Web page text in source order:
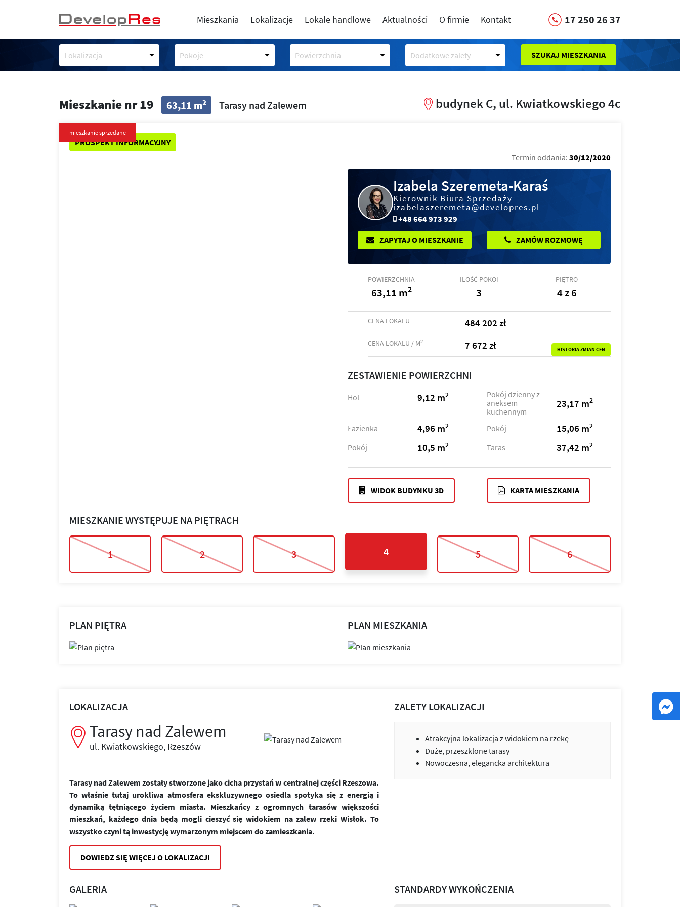
Mieszkania Lokalizacje Lokale handlowe Aktualności O firmie Kontakt 17 250 26 37
Lokalizacja Pokoje Powierzchnia Dodatkowe zalety SZUKAJ MIESZKANIA
Mieszkanie nr 19 63,11 m2 Tarasy nad Zalewem budynek C, ul. Kwiatkowskiego 4c
PROSPEKT INFORMACYJNY
mieszkanie sprzedane
Termin oddania: 30/12/2020
Izabela Szeremeta-Karaś
Kierownik Biura Sprzedaży
izabelaszeremeta@developres.pl
+48 664 973 929
ZAPYTAJ O MIESZKANIE ZAMÓW ROZMOWĘ
POWIERZCHNIA
63,11 m2
ILOŚĆ POKOI
3
PIĘTRO
4 z 6
CENA LOKALU 484 202 zł
CENA LOKALU / M2 7 672 zł HISTORIA ZMIAN CEN
ZESTAWIENIE POWIERZCHNI
Hol 9,12 m2
Pokój dzienny z
aneksem
kuchennym
23,17 m2
Łazienka 4,96 m2 Pokój 15,06 m2
Pokój 10,5 m2 Taras 37,42 m2
WIDOK BUDYNKU 3D KARTA MIESZKANIA
MIESZKANIE WYSTĘPUJE NA PIĘTRACH
1 2 3 4 5 6
PLAN PIĘTRA PLAN MIESZKANIA
LOKALIZACJA
Tarasy nad Zalewem
ul. Kwiatkowskiego, Rzeszów
Tarasy nad Zalewem zostały stworzone jako cicha przystań w centralnej części Rzeszowa.
To właśnie tutaj urokliwa atmosfera ekskluzywnego osiedla spotyka się z energią i
dynamiką tętniącego życiem miasta. Mieszkańcy z ogromnych tarasów większości
mieszkań, każdego dnia będą mogli cieszyć się widokiem na zalew rzeki Wisłok. To
wszystko czyni tą inwestycję wymarzonym miejscem do zamieszkania.
DOWIEDZ SIĘ WIĘCEJ O LOKALIZACJI
ZALETY LOKALIZACJI
Atrakcyjna lokalizacja z widokiem na rzekę
Duże, przeszklone tarasy
Nowoczesna, elegancka architektura
GALERIA STANDARDY WYKOŃCZENIA